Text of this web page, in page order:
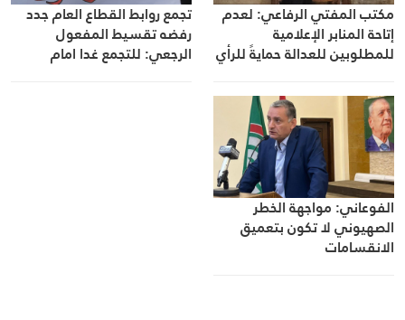
مكتب المفتي الرفاعي: لعدم
إتاحة المنابر الإعلامية
للمطلوبين للعدالة حمايةً للرأي
تجمع روابط القطاع العام جدد
رفضه تقسيط المفعول
الرجعي: للتجمع غدا امام
الفوعاني: مواجهة الخطر
الصهيوني لا تكون بتعميق
الانقسامات